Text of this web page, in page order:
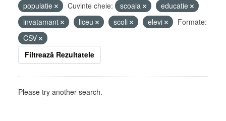
populatie
Cuvinte cheie: scoala
educatie
invatamant
liceu scoli elevi
Formate:
CSV
Filtrează Rezultatele
Please try another search.